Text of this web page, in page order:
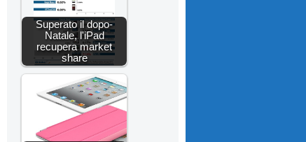
Superato il dopo-
Natale, l'iPad
recupera market
share